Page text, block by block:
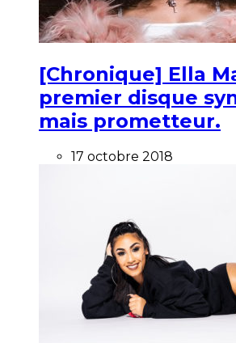
[Chronique] Ella
premier disque
mais prometteur.
17 octobre 2018